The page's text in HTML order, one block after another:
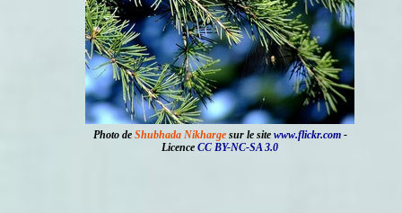
Photo de Shubhada Nikhargesur le site www.flickr.com-
Licence CC BY-NC-SA 3.0